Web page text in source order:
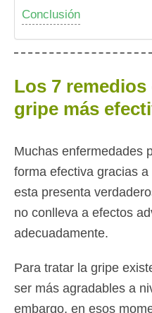
Conclusión
Los 7
gripe más
Muchas enfermedades
forma efectiva gracias
esta presenta
no conlleva a efectos
adecuadamente.
Para tratar la gripe
ser más agradables a
embargo, en esos